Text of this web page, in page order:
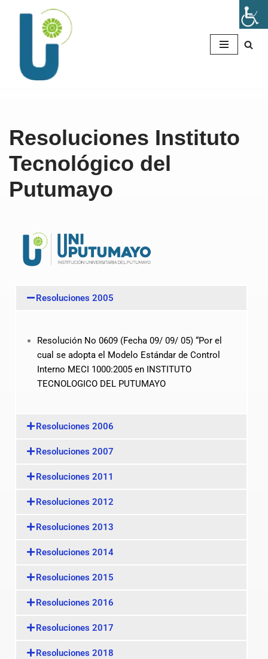
contenido
Resoluciones Instituto
Tecnológico del
Putumayo
Resoluciones 2005
Resolución No 0609 (Fecha 09/ 09/ 05) “Por el
cual se adopta el Modelo Estándar de Control
Interno MECI 1000:2005 en INSTITUTO
TECNOLOGICO DEL PUTUMAYO
Resoluciones 2006
Resoluciones 2007
Resoluciones 2011
Resoluciones 2012
Resoluciones 2013
Resoluciones 2014
Resoluciones 2015
Resoluciones 2016
Resoluciones 2017
Resoluciones 2018